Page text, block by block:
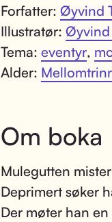
Forfatter: Øyvind
Illustratør: Øyvind
Tema: eventyr,
Alder:
Om boka
Mulegutten
Deprimert søker
Der møter han